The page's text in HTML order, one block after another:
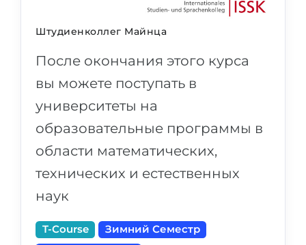
Штудиенколлег Майнца
После окончания этого курса
вы можете поступать в
университеты на
образовательные программы в
области математических,
технических и естественных
наук
T-Course
Зимний Семестр